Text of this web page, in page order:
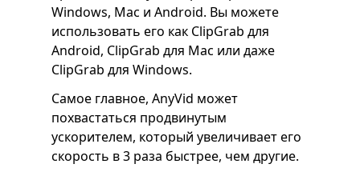
Windows, Mac и Android. Вы можете
использовать его как ClipGrab для
Android, ClipGrab для Mac или даже
ClipGrab для Windows.
Самое главное, AnyVid может
похвастаться продвинутым
ускорителем, который увеличивает его
скорость в 3 раза быстрее, чем другие.